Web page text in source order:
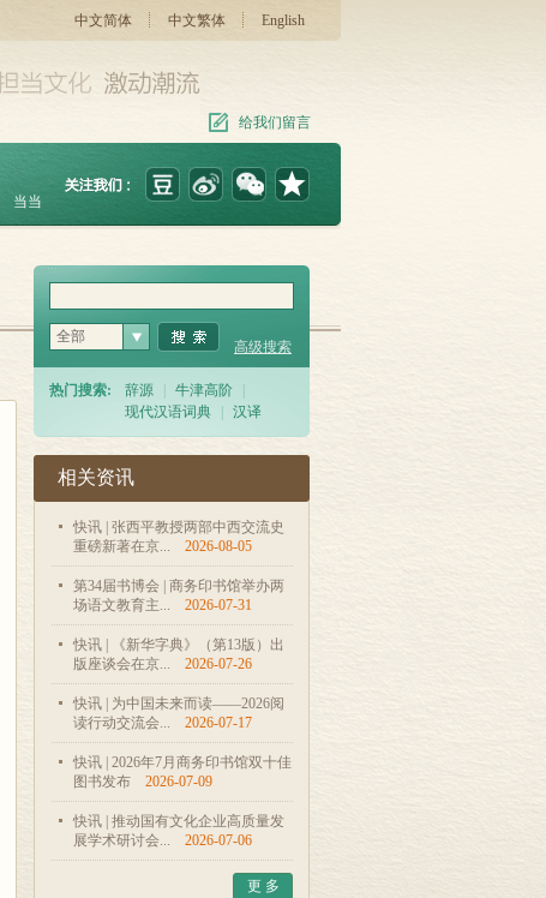
中文简体 中文繁体 English
给我们留言
当当
全部
高级搜索
热门搜索: 辞源 牛津高阶
现代汉语词典
汉译
相关资讯
快讯 | 张西平教授两部中西交流史
重磅新著在京...
2026-08-05
第34届书博会 | 商务印书馆举办两
场语文教育主...
2026-07-31
快讯 | 《新华字典》（第13版）出
版座谈会在京...
2026-07-26
快讯 | 为中国未来而读——2026阅
读行动交流会...
2026-07-17
快讯 | 2026年7月商务印书馆双十佳
图书发布
2026-07-09
快讯 | 推动国有文化企业高质量发
展学术研讨会...
2026-07-06
更 多